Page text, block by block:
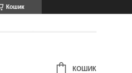
Кошик
КОШИК